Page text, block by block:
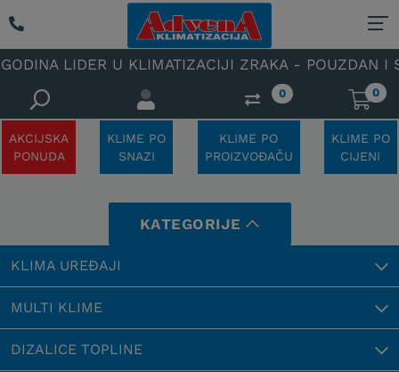
U KLIMATIZACIJI ZRAKA - POUZDAN I
0 0
AKCIJSKA
PONUDA
KLIME PO
SNAZI
KLIME PO
PROIZVOĐAČU
KLIME PO
CIJENI
KATEGORIJE
KLIMA UREĐAJI
MULTI KLIME
DIZALICE TOPLINE